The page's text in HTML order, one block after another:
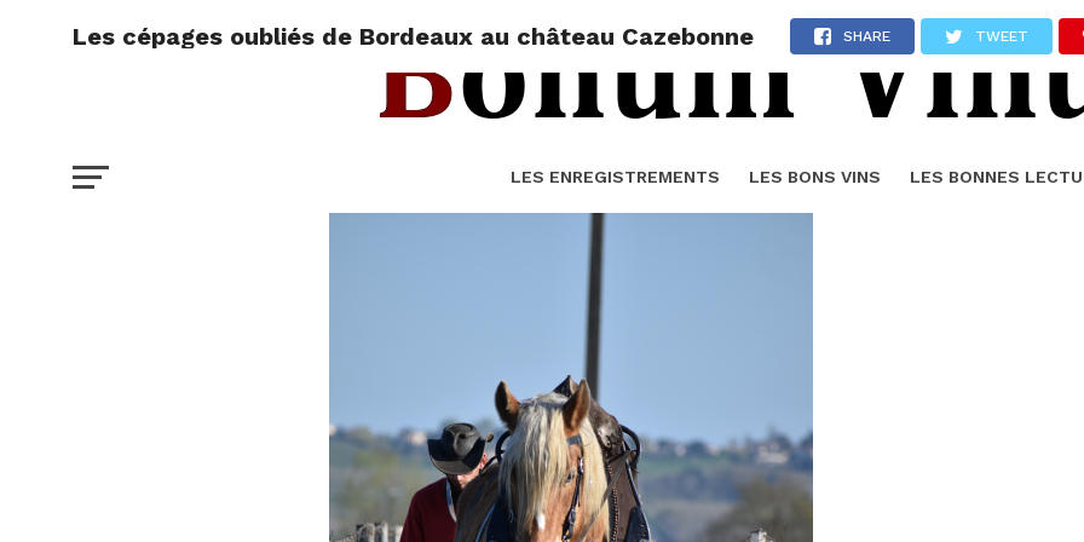
LES ENREGISTREMENTS LES BONS VINS LES BONNES
Les cépages oubliés de Bordeaux au château Cazebonne SHARE TWEET